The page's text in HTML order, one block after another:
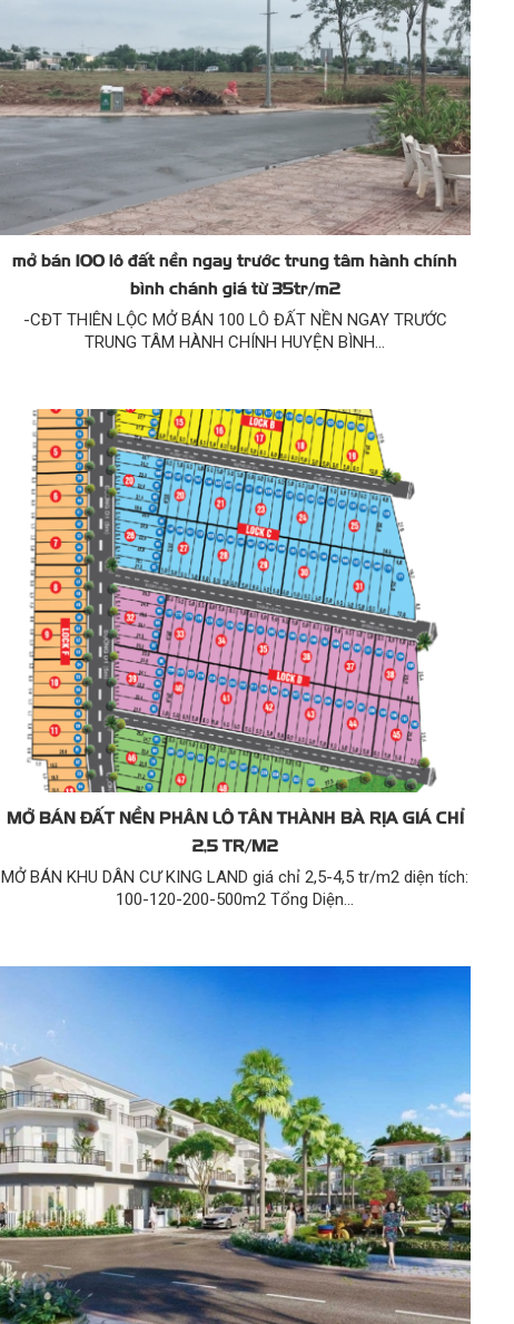
mở bán 100 lô đất nền ngay trước trung tâm hành chính
bình chánh giá từ 35tr/m2
-CĐT THIÊN LỘC MỞ BÁN 100 LÔ ĐẤT NỀN NGAY TRƯỚC
TRUNG TÂM HÀNH CHÍNH HUYỆN BÌNH...
MỞ BÁN ĐẤT NỀN PHÂN LÔ TÂN THÀNH BÀ RỊA GIÁ CHỈ
2,5 TR/M2
MỞ BÁN KHU DÂN CƯ KING LAND giá chỉ 2,5-4,5 tr/m2 diện tích:
100-120-200-500m2 Tổng Diện...